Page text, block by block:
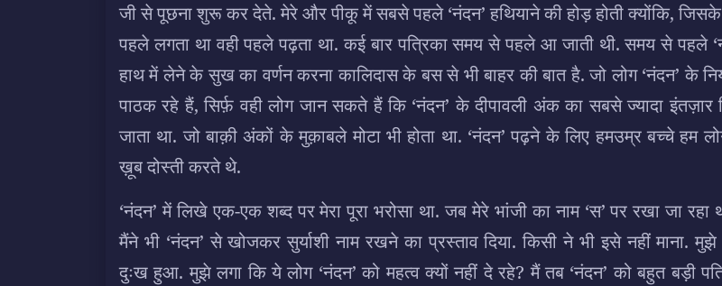
जी से पूछना शुरू कर देते. मेरे और पीकू में सबसे पहले ‘नंदन’ हथियाने की होड़ होती क्योंकि,
पहले लगता था वही पहले पढ़ता था. कई बार पत्रिका समय से पहले आ जाती थी. समय से पहले
हाथ में लेने के सुख का वर्णन करना कालिदास के बस से भी बाहर की बात है. जो लोग ‘नंदन’ के
पाठक रहे हैं, सिर्फ़ वही लोग जान सकते हैं कि ‘नंदन’ के दीपावली अंक का सबसे ज्यादा इंतज़ार
जाता था. जो बाक़ी अंकों के मुक़ाबले मोटा भी होता था. ‘नंदन’ पढ़ने के लिए हमउम्र बच्चे हम
ख़ूब दोस्ती करते थे.
‘नंदन’ में लिखे एक-एक शब्द पर मेरा पूरा भरोसा था. जब मेरे भांजी का नाम ‘स’ पर रखा जा रहा
मैंने भी ‘नंदन’ से खोजकर सुर्याशी नाम रखने का प्रस्ताव दिया. किसी ने भी इसे नहीं माना.
दुःख हुआ. मुझे लगा कि ये लोग ‘नंदन’ को महत्व क्यों नहीं दे रहे? मैं तब ‘नंदन’ को बहुत बड़ी